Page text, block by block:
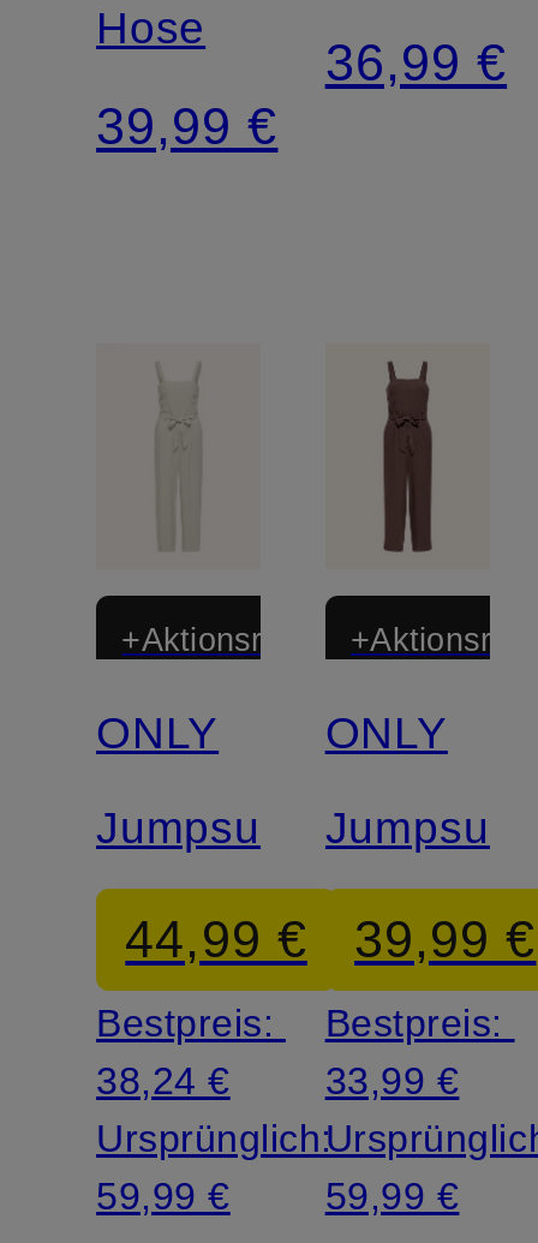
Hose
39,99 €
36,99 €
+Aktionsrabatt
ONLY
Jumpsuit
44,99 €
Bestpreis:
38,24 €
Ursprünglich:
59,99 €
ONLY
Jumpsuit
39,99 €
Bestpreis:
33,99 €
59,99 €